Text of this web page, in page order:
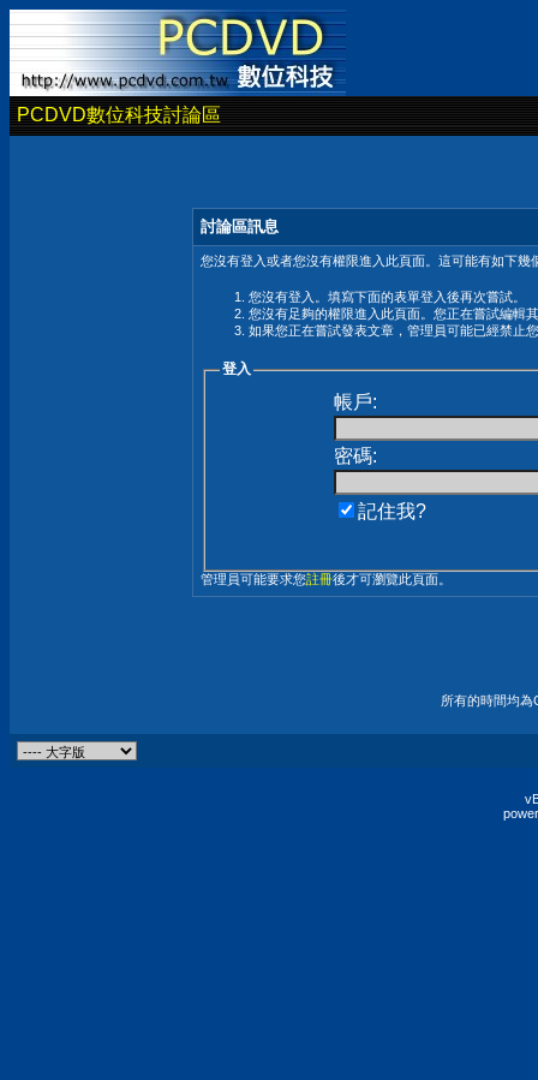
PCDVD數位科技討論區
討論區訊息
您沒有登入或者您沒有權限進入此頁面。這可能有如下幾
您沒有登入。填寫下面的表單登入後再次嘗試。
您沒有足夠的權限進入此頁面。您正在嘗試編輯
如果您正在嘗試發表文章，管理員可能已經禁止
登入
帳戶:
密碼:
記住我?
管理員可能要求您註冊後才可瀏覽此頁面。
所有的時間均為